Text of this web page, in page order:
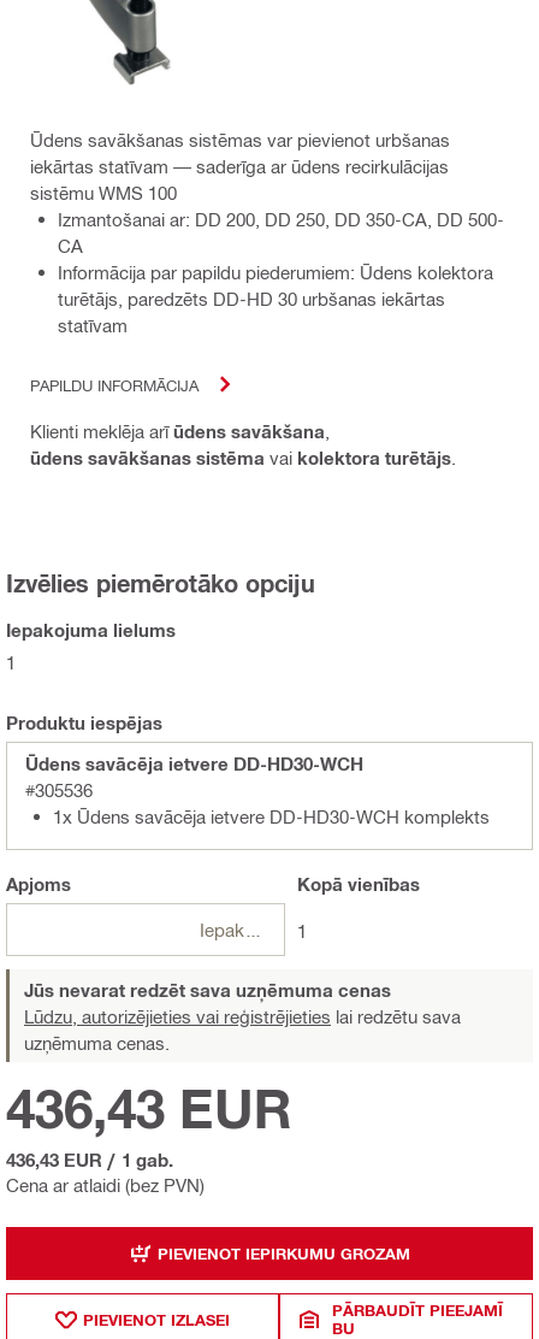
Ūdens savākšanas sistēmas var pievienot urbšanas
iekārtas statīvam — saderīga ar ūdens recirkulācijas
sistēmu WMS 100
Izmantošanai ar: DD 200, DD 250, DD 350-CA, DD 500-
CA
Informācija par papildu piederumiem: Ūdens kolektora
turētājs, paredzēts DD-HD 30 urbšanas iekārtas
statīvam
PAPILDU INFORMĀCIJA
Klienti meklēja arīūdens savākšana
ūdens savākšanas sistēma vai kolektora turētājs
Izvēlies piemērotāko opciju
Iepakojuma lielums
1
Produktu iespējas
Ūdens savācēja ietvere DD-HD30-WCH
#305536
1x Ūdens savācēja ietvere DD-HD30-WCH komplekts
Apjoms Kopā vienības
1
Jūs nevarat redzēt sava uzņēmuma cenas
Lūdzu, autorizējieties vai reģistrējieties lai redzētu sava
uzņēmuma cenas.
Cena ar atlaidi (bez PVN)
436,43 EUR
436,43 EUR / 1 gab.
PIEVIENOT IEPIRKUMU GROZAM
PIEVIENOT IZLASEI
PĀRBAUDĪT PIEEJAMĪ
BU